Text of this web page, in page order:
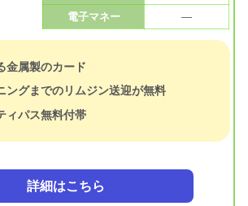
電子マネー
—
金属製のカード
ングまでのリムジン送迎が無料
ィパス無料付帯
詳細はこちら